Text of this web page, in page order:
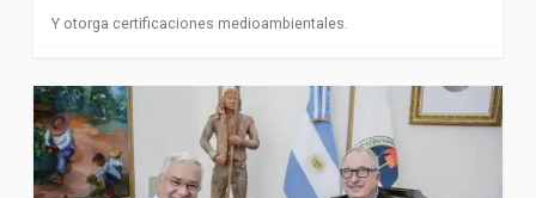
Y otorga certificaciones medioambientales.